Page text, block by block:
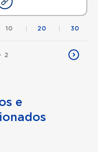
2
10 20 30
e